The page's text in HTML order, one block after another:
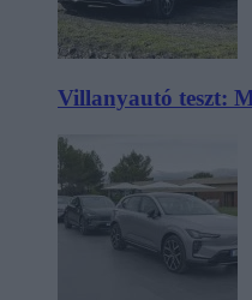
Villanyautó teszt: